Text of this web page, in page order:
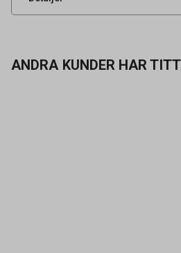
ANDRA KUNDER HAR